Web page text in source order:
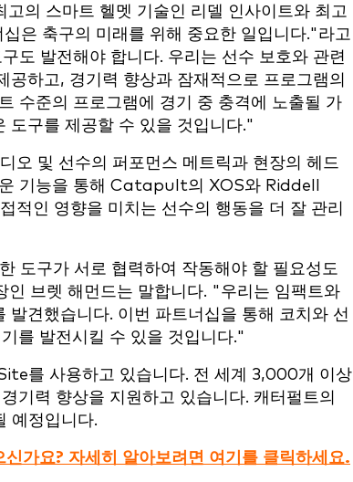
의 스마트 헬멧 기술인 리델 인사이트와 최고
은 축구의 미래를 위해 중요한 일입니다."라고
도 발전해야 합니다. 우리는 선수 보호와 관련
하고, 경기력 향상과 잠재적으로 프로그램의
수준의 프로그램에 경기 중 충격에 노출될 가
도구를 제공할 수 있을 것입니다."
오 및 선수의 퍼포먼스 메트릭과 현장의 헤드
기능을 통해 Catapult의 XOS와 Riddell
적인 영향을 미치는 선수의 행동을 더 잘 관리
도구가 서로 협력하여 작동해야 할 필요성도
브렛 해먼드는 말합니다. "우리는 임팩트와
견했습니다. 이번 파트너십을 통해 코치와 선
를 발전시킬 수 있을 것입니다."
를 사용하고 있습니다. 전 세계 3,000개 이상
력 향상을 지원하고 있습니다. 캐터펄트의
예정입니다.
가요? 자세히 알아보려면 여기를 클릭하세요.